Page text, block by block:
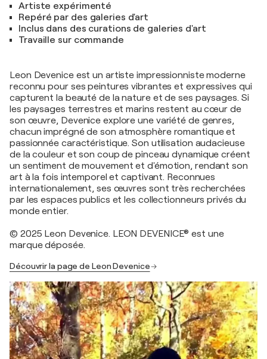
Artiste expérimenté
Repéré par des galeries d'art
Inclus dans des curations de galeries d'art
Travaille sur commande
Leon Devenice est un artiste impressionniste moderne
reconnu pour ses peintures vibrantes et expressives qui
capturent la beauté de la nature et de ses paysages. Si
les paysages terrestres et marins restent au cœur de
son œuvre, Devenice explore une variété de genres,
chacun imprégné de son atmosphère romantique et
passionnée caractéristique. Son utilisation audacieuse
de la couleur et son coup de pinceau dynamique créent
un sentiment de mouvement et d'émotion, rendant son
art à la fois intemporel et captivant. Reconnues
internationalement, ses œuvres sont très recherchées
par les espaces publics et les collectionneurs privés du
monde entier.
© 2025 Leon Devenice. LEON DEVENICE® est une
marque déposée.
Découvrir la page de Leon Devenice